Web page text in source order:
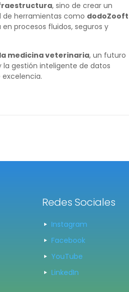
, sino de crear un
de herramientas como dodoZooft
procesos fluidos, seguros y
medicina veterinaria, un futuro
la gestión inteligente de datos
Redes Sociales
Instagram
Facebook
YouTube
LinkedIn